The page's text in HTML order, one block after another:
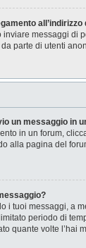
messaggi di
parte di utenti
un messaggio in
in un forum,
alla pagina del
i tuoi messaggi, a
periodo di
quante volte l’hai